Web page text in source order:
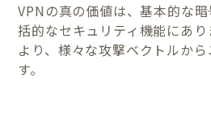
VPNの真の価値は、基本的な
括的なセキュリティ機能にあ
より、様々な攻撃ベクトルか
す。